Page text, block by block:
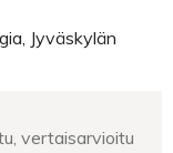
Jyväskylän
vertaisarvioitu